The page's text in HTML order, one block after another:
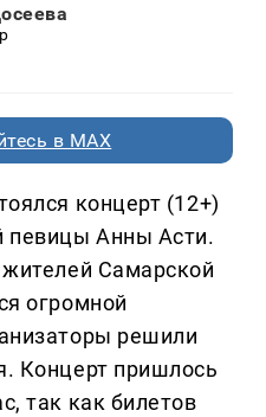
в MAX
концерт (12+)
певицы Анны Асти.
Самарской
огромной
решили
Концерт пришлось
так как билетов